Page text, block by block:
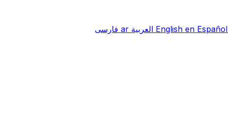
English en Español العربية ar فارسی